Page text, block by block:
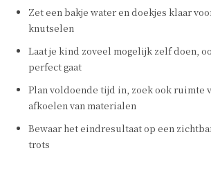
Zet een bakje water en doekjes klaar
knutselen
Laat je kind zoveel mogelijk zelf doen,
perfect gaat
Plan voldoende tijd in, zoek ook ruimte
afkoelen van materialen
Bewaar het eindresultaat op een
trots